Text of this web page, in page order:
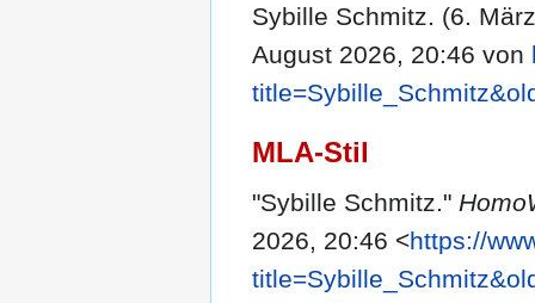
Sybille Schmitz. (6.
August 2026, 20:46 von
MLA-Stil
"Sybille Schmitz."
2026, 20:46 <https://